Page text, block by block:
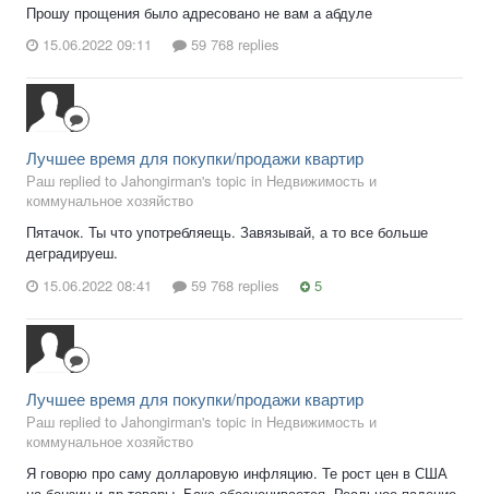
Прошу прощения было адресовано не вам а абдуле
15.06.2022 09:11
59 768 replies
Лучшее время для покупки/продажи квартир
Раш replied to Jahongirman's topic in Недвижимость и
коммунальное хозяйство
Пятачок. Ты что употребляещь. Завязывай, а то все больше
деградируеш.
15.06.2022 08:41
59 768 replies 5
Лучшее время для покупки/продажи квартир
Раш replied to Jahongirman's topic in Недвижимость и
коммунальное хозяйство
Я говорю про саму долларовую инфляцию. Те рост цен в США